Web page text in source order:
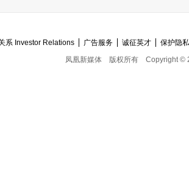
系 Investor Relations 广告服务 诚征英才
保护隐
凤凰新媒体
版权所有 Copyright ©